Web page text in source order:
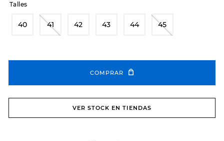
Talles
40 41 42 43 44 45
COMPRAR
VER STOCK EN TIENDAS